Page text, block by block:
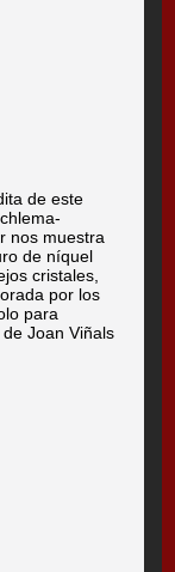
de este
nos muestra
de níquel
cristales,
por los
para
Joan Viñals